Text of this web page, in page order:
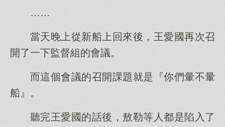
……
當天晚上從新船上回來後，王愛國再次召
開了一下監督組的會議。
而這個會議的召開課題就是『你們暈不暈
船』。
聽完王愛國的話後，敖勒等人都是陷入了